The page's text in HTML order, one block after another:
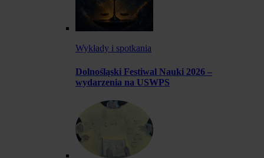
Wykłady i spotkania
Dolnośląski Festiwal Nauki 2026 –
wydarzenia na USWPS